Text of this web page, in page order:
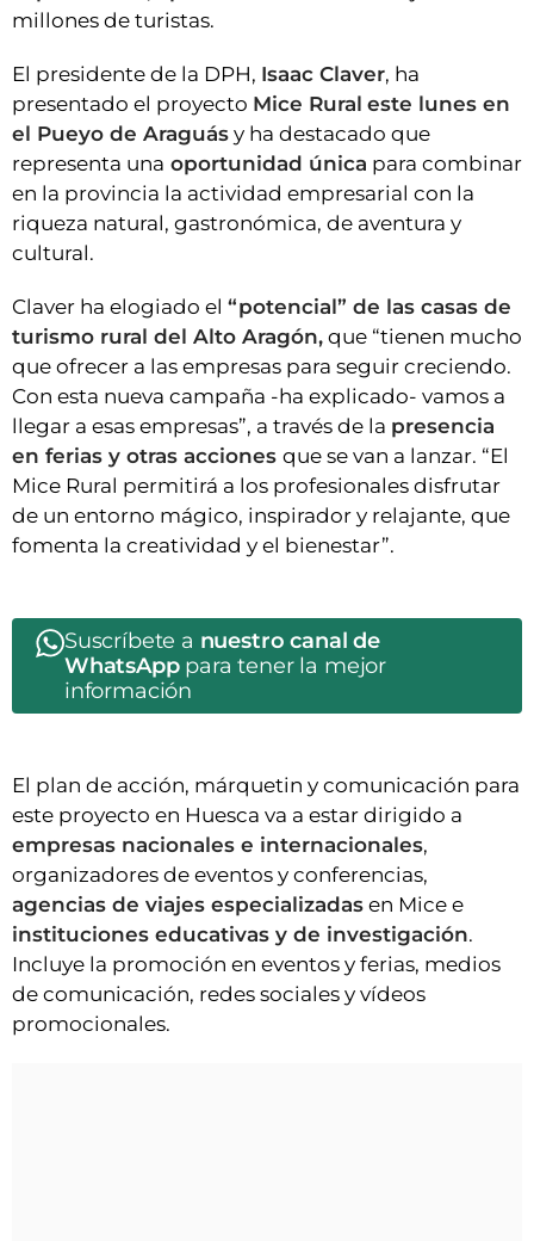
millones de turistas.
El presidente de la DPH, Isaac Claver, ha
presentado el proyecto Mice Rural este lunes en
el Pueyo de Araguás y ha destacado que
representa una oportunidad única para combinar
en la provincia la actividad empresarial con la
riqueza natural, gastronómica, de aventura y
cultural.
Claver ha elogiado el “potencial” de las casas de
turismo rural del Alto Aragón, que “tienen mucho
que ofrecer a las empresas para seguir creciendo.
Con esta nueva campaña -ha explicado- vamos a
llegar a esas empresas”, a través de la presencia
en ferias y otras acciones que se van a lanzar. “El
Mice Rural permitirá a los profesionales disfrutar
de un entorno mágico, inspirador y relajante, que
fomenta la creatividad y el bienestar”.
Suscríbete a nuestro canal de
WhatsApppara tener la mejor
información
El plan de acción, márquetin y comunicación para
este proyecto en Huesca va a estar dirigido a
empresas nacionales e internacionales,
organizadores de eventos y conferencias,
agencias de viajes especializadas en Mice e
instituciones educativas y de investigación.
Incluye la promoción en eventos y ferias, medios
de comunicación, redes sociales y vídeos
promocionales.